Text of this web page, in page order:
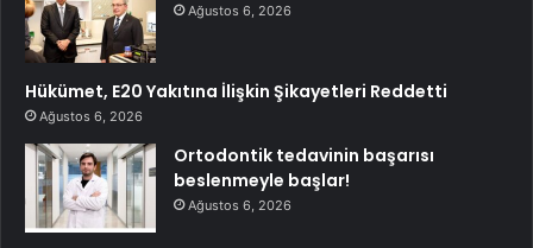
Ağustos 6, 2026
Hükümet, E20 Yakıtına İlişkin Şikayetleri Reddetti
Ağustos 6, 2026
Ortodontik tedavinin başarısı
beslenmeyle başlar!
Ağustos 6, 2026